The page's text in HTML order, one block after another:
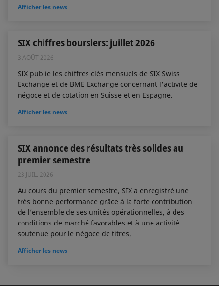
Afficher les news
SIX chiffres boursiers: juillet 2026
3 AOÛT 2026
SIX publie les chiffres clés mensuels de SIX Swiss
Exchange et de BME Exchange concernant l'activité de
négoce et de cotation en Suisse et en Espagne.
Afficher les news
SIX annonce des résultats très solides au
premier semestre
23 JUIL. 2026
Au cours du premier semestre, SIX a enregistré une
très bonne performance grâce à la forte contribution
de l’ensemble de ses unités opérationnelles, à des
conditions de marché favorables et à une activité
soutenue pour le négoce de titres.
Afficher les news